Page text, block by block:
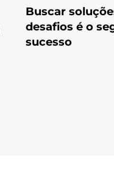
Buscar
desafios é o
sucesso